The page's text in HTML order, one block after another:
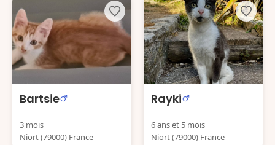
Bartsie
3 mois
Niort (79000) France
Rayki
6 ans et 5 mois
Niort (79000) France